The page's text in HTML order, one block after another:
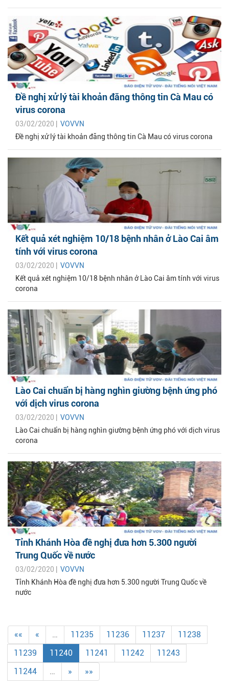
Đề nghị xử lý tài khoản đăng thông tin Cà Mau có
virus corona
03/02/2020 | VOVVN
Đề nghị xử lý tài khoản đăng thông tin Cà Mau có virus corona
Kết quả xét nghiệm 10/18 bệnh nhân ở Lào Cai âm
tính với virus corona
03/02/2020 | VOVVN
Kết quả xét nghiệm 10/18 bệnh nhân ở Lào Cai âm tính với virus
corona
Lào Cai chuẩn bị hàng nghìn giường bệnh ứng phó
với dịch virus corona
03/02/2020 | VOVVN
Lào Cai chuẩn bị hàng nghìn giường bệnh ứng phó với dịch virus
corona
Tỉnh Khánh Hòa đề nghị đưa hơn 5.300 người
Trung Quốc về nước
03/02/2020 | VOVVN
Tỉnh Khánh Hòa đề nghị đưa hơn 5.300 người Trung Quốc về
nước
«« « … 11235 11236 11237
11238
11239
11240 11241 11242
11243
11244
… » »»